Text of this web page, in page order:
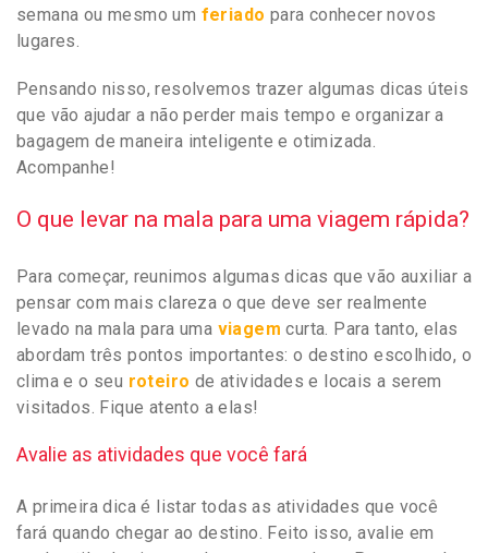
semana ou mesmo um feriado para conhecer novos
lugares.
Pensando nisso, resolvemos trazer algumas dicas úteis
que vão ajudar a não perder mais tempo e organizar a
bagagem de maneira inteligente e otimizada.
Acompanhe!
O que levar na mala para uma viagem rápida?
Para começar, reunimos algumas dicas que vão auxiliar a
pensar com mais clareza o que deve ser realmente
levado na mala para uma viagem curta. Para tanto, elas
abordam três pontos importantes: o destino escolhido, o
clima e o seu roteiro de atividades e locais a serem
visitados. Fique atento a elas!
Avalie as atividades que você fará
A primeira dica é listar todas as atividades que você
fará quando chegar ao destino. Feito isso, avalie em